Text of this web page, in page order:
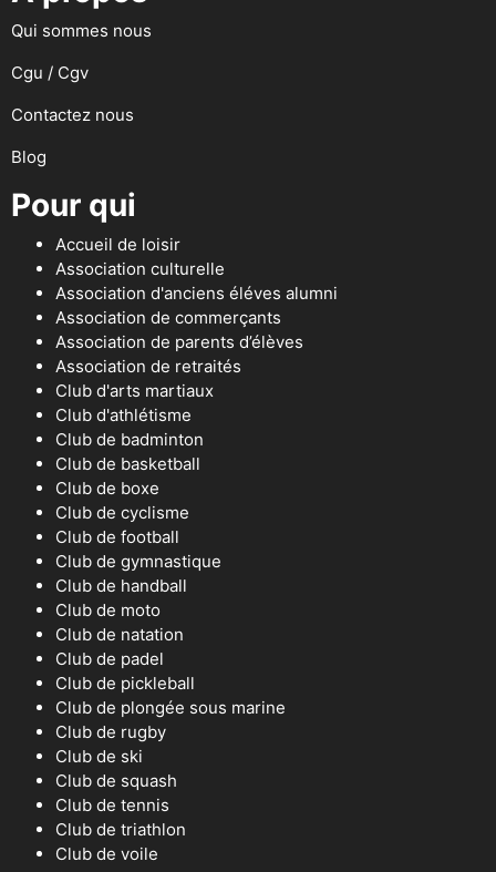
Qui sommes nous
Cgu / Cgv
Contactez nous
Blog
Pour qui
Accueil de loisir
Association culturelle
Association d'anciens éléves alumni
Association de commerçants
Association de parents d’élèves
Association de retraités
Club d'arts martiaux
Club d'athlétisme
Club de badminton
Club de basketball
Club de boxe
Club de cyclisme
Club de football
Club de gymnastique
Club de handball
Club de moto
Club de natation
Club de padel
Club de pickleball
Club de plongée sous marine
Club de rugby
Club de ski
Club de squash
Club de tennis
Club de triathlon
Club de voile